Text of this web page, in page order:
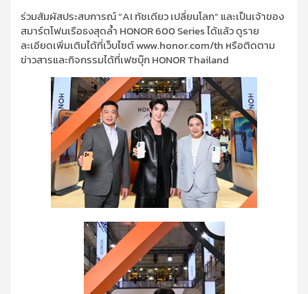
ร่วมสัมผัสประสบการณ์ “AI ทัชเดียว เปลี่ยนโลก” และเป็นเจ้าของ
สมาร์ตโฟนเรือธงสุดล้ำ HONOR 600 Series ได้แล้ว ดูราย
ละเอียดเพิ่มเติมได้ที่เว็บไซต์ www.honor.com/th หรือติดตาม
ข่าวสารและกิจกรรมได้ที่เฟซบุ๊ก HONOR Thailand